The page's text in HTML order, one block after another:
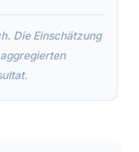
Die Einschätzung